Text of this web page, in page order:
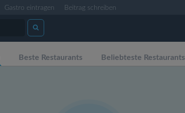
Gastro eintragen Beitrag schreiben
Beste Restaurants Beliebteste Restaurants